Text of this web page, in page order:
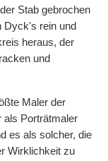
Stab gebrochen
Dyck's rein und
heraus, der
und
Maler der
als Porträtmaler
es als solcher, die
Wirklichkeit zu